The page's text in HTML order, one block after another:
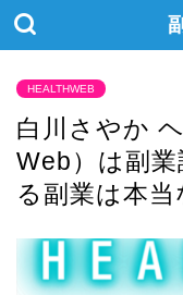
HEALTHWEB
白川さやか
Web）は副
る副業は本当